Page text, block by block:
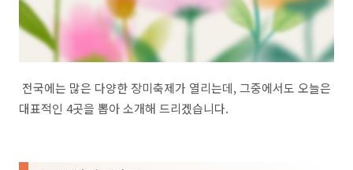
전국에는 많은 다양한 장미축제가 열리는데, 그중에서도 오늘은
대표적인 4곳을 뽑아 소개해 드리겠습니다.